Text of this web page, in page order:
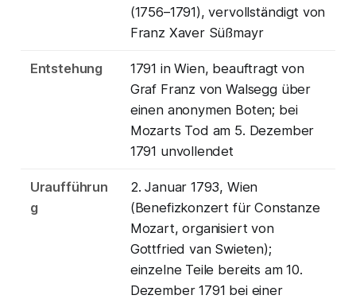
(1756–1791), vervollständigt von
Franz Xaver Süßmayr
Entstehung
1791 in Wien, beauftragt von
Graf Franz von Walsegg über
einen anonymen Boten; bei
Mozarts Tod am 5. Dezember
1791 unvollendet
Uraufführun
g
2. Januar 1793, Wien
(Benefizkonzert für Constanze
Mozart, organisiert von
Gottfried van Swieten);
einzelne Teile bereits am 10.
Dezember 1791 bei einer